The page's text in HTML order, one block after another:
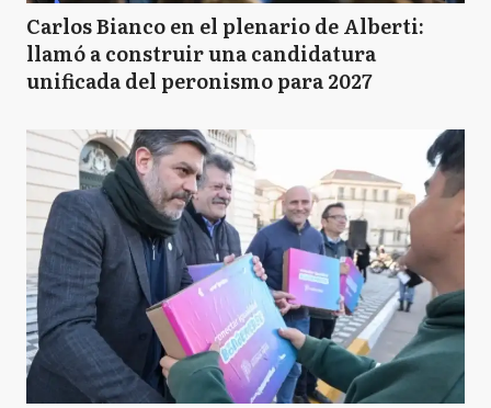
Carlos Bianco en el plenario de Alberti:
llamó a construir una candidatura
unificada del peronismo para 2027